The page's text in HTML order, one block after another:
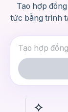
Tạo hợp
tức bằng trình